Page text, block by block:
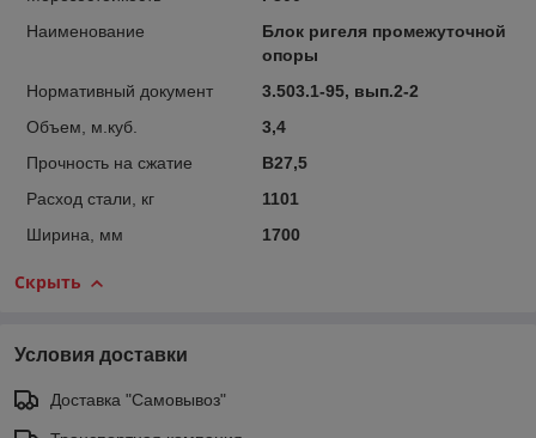
Наименование
Блок ригеля промежуточной
опоры
Нормативный документ
3.503.1-95, вып.2-2
Объем, м.куб.
3,4
Прочность на сжатие
B27,5
Расход стали, кг
1101
Ширина, мм
1700
Скрыть
Условия доставки
Доставка "Самовывоз"